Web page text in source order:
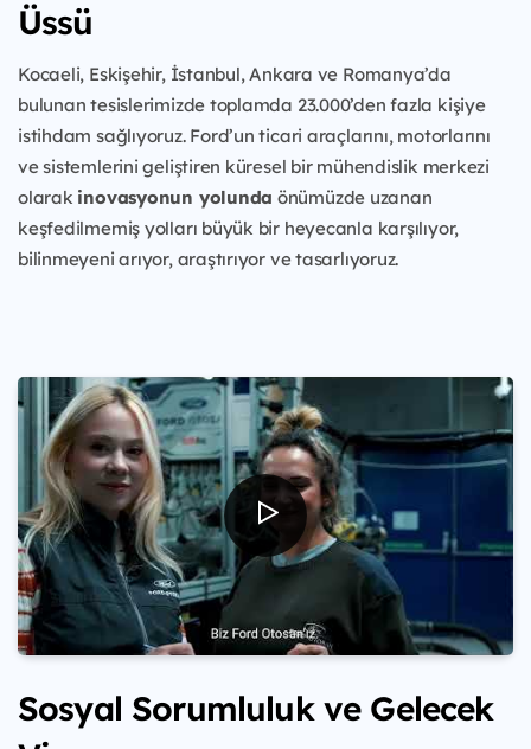
Üssü
Kocaeli, Eskişehir, İstanbul, Ankara ve Romanya’da
bulunan tesislerimizde toplamda 23.000’den fazla kişiye
istihdam sağlıyoruz. Ford’un ticari araçlarını, motorlarını
ve sistemlerini geliştiren küresel bir mühendislik merkezi
olarak inovasyonun yolunda önümüzde uzanan
keşfedilmemiş yolları büyük bir heyecanla karşılıyor,
bilinmeyeni arıyor, araştırıyor ve tasarlıyoruz.
Sosyal Sorumluluk ve Gelecek